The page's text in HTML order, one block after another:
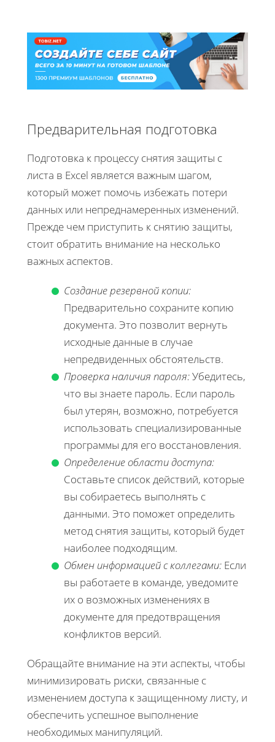
Предварительная подготовка
Подготовка к процессу снятия защиты с
листа в Excel является важным шагом,
который может помочь избежать потери
данных или непреднамеренных изменений.
Прежде чем приступить к снятию защиты,
стоит обратить внимание на несколько
важных аспектов.
Создание резервной копии:
Предварительно сохраните копию
документа. Это позволит вернуть
исходные данные в случае
непредвиденных обстоятельств.
Проверка наличия пароля:Убедитесь,
что вы знаете пароль. Если пароль
был утерян, возможно, потребуется
использовать специализированные
программы для его восстановления.
Определение области доступа:
Составьте список действий, которые
вы собираетесь выполнять с
данными. Это поможет определить
метод снятия защиты, который будет
наиболее подходящим.
Обмен информацией с коллегами: Если
вы работаете в команде, уведомите
их о возможных изменениях в
документе для предотвращения
конфликтов версий.
Обращайте внимание на эти аспекты, чтобы
минимизировать риски, связанные с
изменением доступа к защищенному листу, и
обеспечить успешное выполнение
необходимых манипуляций.